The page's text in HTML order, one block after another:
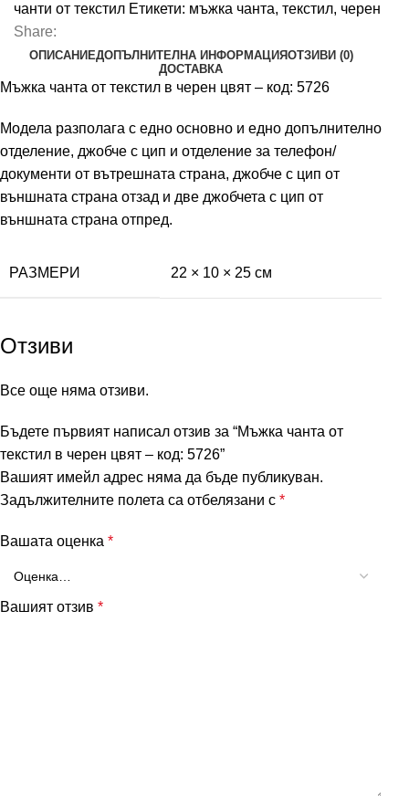
чанти от текстил Етикети: мъжка чанта, текстил, черен
Share:
ОПИСАНИЕДОПЪЛНИТЕЛНА ИНФОРМАЦИЯОТЗИВИ (0)
ДОСТАВКА
Мъжка чанта от текстил в черен цвят – код: 5726
Модела разполага с едно основно и едно допълнително
отделение, джобче с цип и отделение за телефон/
документи от вътрешната страна, джобче с цип от
външната страна отзад и две джобчета с цип от
външната страна отпред.
РАЗМЕРИ 22 × 10 × 25 см
Отзиви
Все още няма отзиви.
Бъдете първият написал отзив за “Мъжка чанта от
текстил в черен цвят – код: 5726”
Вашият имейл адрес няма да бъде публикуван.
Задължителните полета са отбелязани с*
Вашата оценка*
Вашият отзив*